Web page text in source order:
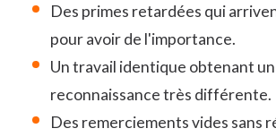
Des primes retardées qui
pour avoir de l'importance.
Un travail identique obtenant
reconnaissance très différente.
Des remerciements vides sans